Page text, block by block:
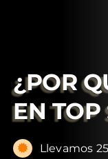
¿POR
EN TOP
Llevamos